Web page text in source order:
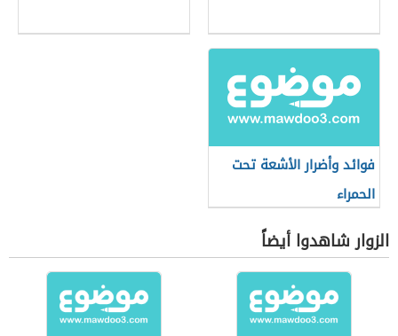
فوائد وأضرار الأشعة تحت
الحمراء
الزوار شاهدوا أيضاً